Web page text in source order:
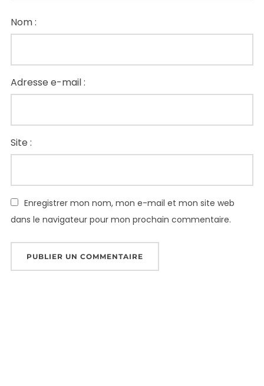
Nom :
Adresse e-mail :
Site :
Enregistrer mon nom, mon e-mail et mon site web
dans le navigateur pour mon prochain commentaire.